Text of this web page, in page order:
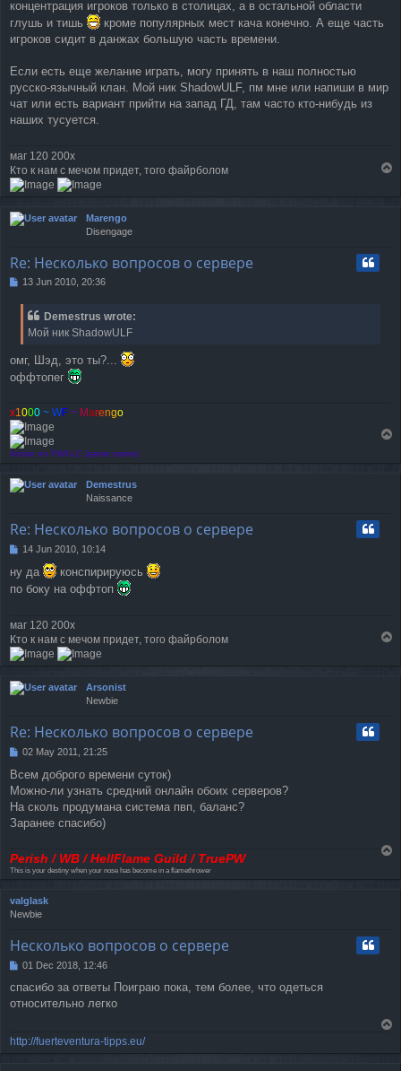
концентрация игроков только в столицах, а в остальной области
глушь и тишь
кроме популярных мест кача конечно. А еще часть
игроков сидит в данжах большую часть времени.
Если есть еще желание играть, могу принять в наш полностью
русско-язычный клан. Мой ник ShadowULF, пм мне или напиши в мир
чат или есть вариант прийти на запад ГД, там часто кто-нибудь из
наших тусуется.
маг 120 200х
Кто к нам с мечом придет, того файрболом
Marengo
Disengage
Re: Несколько вопросов о сервере
P13 Jun 2010, 20:36
Demestrus wrote:
Мой ник ShadowULF
омг, Шэд, это ты?...
оффтопег
x1000 ~ WF ~ Marengo
Active on PWI-LC (same name)
Demestrus
Naissance
Re: Несколько вопросов о сервере
P
s
t
14 Jun 2010, 10:14
ну да
конспирируюсь
по боку на оффтоп
маг 120 200х
Кто к нам с мечом придет, того файрболом
Arsonist
Newbie
Re: Несколько вопросов о сервере
P
s
t
02 May 2011, 21:25
Всем доброго времени суток)
Можно-ли узнать средний онлайн обоих серверов?
На сколь продумана система пвп, баланс?
Заранее спасибо)
Perish / WB / HellFlame Guild / TruePW
This is your destiny when your nose has become in a flamethrower
valglask
Newbie
Несколько вопросов о сервере
P
s
t
01 Dec 2018, 12:46
спасибо за ответы Поиграю пока, тем более, что одеться
относительно легко
http://fuerteventura-tipps.eu/